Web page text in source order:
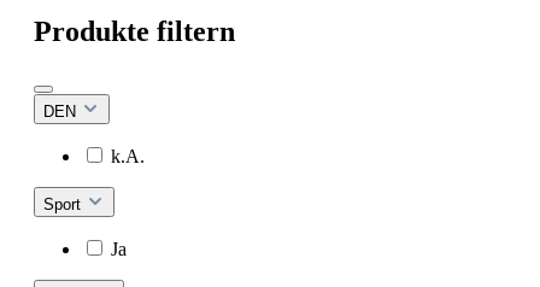
Produkte filtern
DEN
k.A.
Sport
Ja